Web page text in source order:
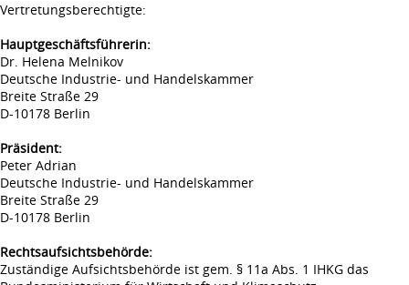
Vertretungsberechtigte:
Hauptgeschäftsführerin:
Dr. Helena Melnikov
Deutsche Industrie- und Handelskammer
Breite Straße 29
D-10178 Berlin
Präsident:
Peter Adrian
Deutsche Industrie- und Handelskammer
Breite Straße 29
D-10178 Berlin
Rechtsaufsichtsbehörde:
Zuständige Aufsichtsbehörde ist gem. § 11a Abs. 1 IHKG das